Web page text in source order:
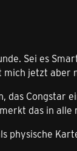
Sei es
jetzt aber
Congstar
das in
physische